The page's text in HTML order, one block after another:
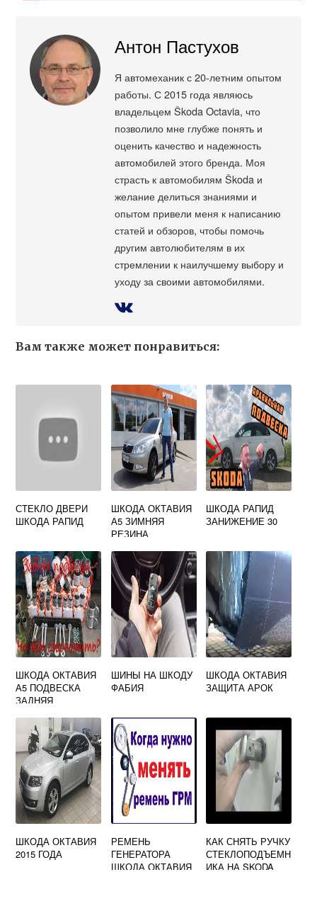
Антон Пастухов
Я автомеханик с 20-летним опытом
работы. С 2015 года являюсь
владельцем Škoda Octavia, что
позволило мне глубже понять и
оценить качество и надежность
автомобилей этого бренда. Моя
страсть к автомобилям Škoda и
желание делиться знаниями и
опытом привели меня к написанию
статей и обзоров, чтобы помочь
другим автолюбителям в их
стремлении к наилучшему выбору и
уходу за своими автомобилями.
Вам также может понравиться:
СТЕКЛО ДВЕРИ
ШКОДА РАПИД
ШКОДА ОКТАВИЯ
А5 ЗИМНЯЯ
РЕЗИНА
ШКОДА РАПИД
ЗАНИЖЕНИЕ 30
ШКОДА ОКТАВИЯ
А5 ПОДВЕСКА
ЗАДНЯЯ
ШИНЫ НА ШКОДУ
ФАБИЯ
ШКОДА ОКТАВИЯ
ЗАЩИТА АРОК
ШКОДА ОКТАВИЯ
2015 ГОДА
РЕМЕНЬ
ГЕНЕРАТОРА
ШКОДА ОКТАВИЯ
КАК СНЯТЬ РУЧКУ
СТЕКЛОПОДЪЕМН
ИКА НА SKODA